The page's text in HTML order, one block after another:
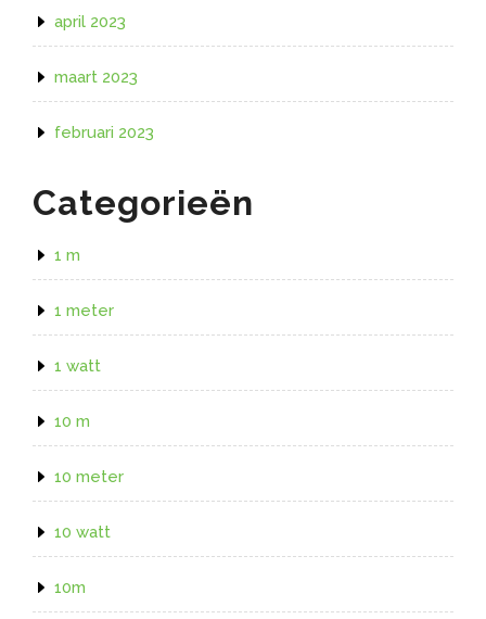
april 2023
maart 2023
februari 2023
Categorieën
1 m
1 meter
1 watt
10 m
10 meter
10 watt
10m